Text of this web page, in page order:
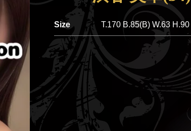
Size T.170 B.85(B) W.63 H.90